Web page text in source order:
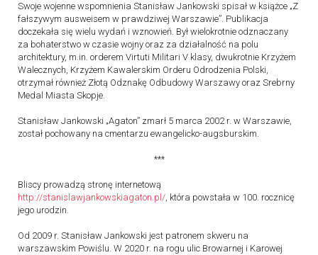
Swoje wojenne wspomnienia Stanisław Jankowski spisał w książce „Z
fałszywym ausweisem w prawdziwej Warszawie”. Publikacja
doczekała się wielu wydań i wznowień. Był wielokrotnie odznaczany
za bohaterstwo w czasie wojny oraz za działalność na polu
architektury, m.in. orderem Virtuti Militari V klasy, dwukrotnie Krzyżem
Walecznych, Krzyżem Kawalerskim Orderu Odrodzenia Polski,
otrzymał również Złotą Odznakę Odbudowy Warszawy oraz Srebrny
Medal Miasta Skopje.
Stanisław Jankowski „Agaton” zmarł 5 marca 2002 r. w Warszawie,
został pochowany na cmentarzu ewangelicko-augsburskim.
***
Bliscy prowadzą stronę internetową
http://stanislawjankowskiagaton.pl/, która powstała w 100. rocznicę
jego urodzin.
Od 2009 r. Stanisław Jankowski jest patronem skweru na
warszawskim Powiślu. W 2020 r. na rogu ulic Browarnej i Karowej